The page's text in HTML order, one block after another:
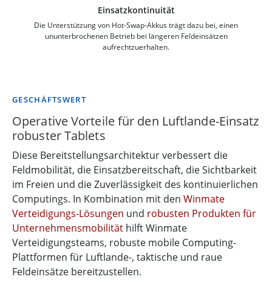
Einsatzkontinuität
Die Unterstützung von Hot-Swap-Akkus trägt dazu bei, einen
ununterbrochenen Betrieb bei längeren Feldeinsätzen
aufrechtzuerhalten.
GESCHÄFTSWERT
Operative Vorteile für den Luftlande-Einsatz
robuster Tablets
Diese Bereitstellungsarchitektur verbessert die
Feldmobilität, die Einsatzbereitschaft, die Sichtbarkeit
im Freien und die Zuverlässigkeit des kontinuierlichen
Computings. In Kombination mit den Winmate
Verteidigungs-Lösungen und robusten Produkten für
Unternehmensmobilität hilft Winmate
Verteidigungsteams, robuste mobile Computing-
Plattformen für Luftlande-, taktische und raue
Feldeinsätze bereitzustellen.